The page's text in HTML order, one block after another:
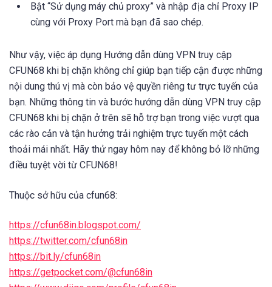
Bật “Sử dụng máy chủ proxy” và nhập địa chỉ Proxy IP
cùng với Proxy Port mà bạn đã sao chép.
Như vậy, việc áp dụng Hướng dẫn dùng VPN truy cập
CFUN68 khi bị chặn không chỉ giúp bạn tiếp cận được những
nội dung thú vị mà còn bảo vệ quyền riêng tư trực tuyến của
bạn. Những thông tin và bước hướng dẫn dùng VPN truy cập
CFUN68 khi bị chặn ở trên sẽ hỗ trợ bạn trong việc vượt qua
các rào cản và tận hưởng trải nghiệm trực tuyến một cách
thoải mái nhất. Hãy thử ngay hôm nay để không bỏ lỡ những
điều tuyệt vời từ CFUN68!
Thuộc sở hữu của cfun68:
https://cfun68in.blogspot.com/
https://twitter.com/cfun68in
https://bit.ly/cfun68in
https://getpocket.com/@cfun68in